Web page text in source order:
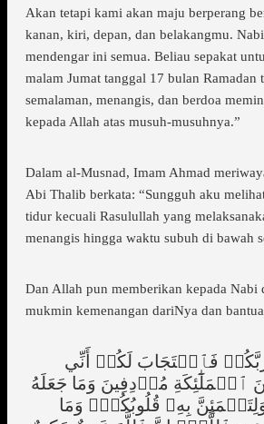
Akan tetapi kami akan maju berperang
kanan, kiri, depan, dan belakangmu.
mendengar ini semua. Beliau sepakat
malam Jumat tanggal 17 bulan Ramadan
semalaman, menangis, dan berdoa
kepada Allah atas musuh-musuhnya.”
Dalam al-Musnad, Imam Ahmad
Abi Thalib berkata: “Sungguh aku
tidur kecuali Rasulullah yang
menangis hingga waktu subuh di bawah
Dan Allah pun memberikan kepada Nabi
mukmin kemenangan dariNya dan
فَٱسۡتَجَابَ لَكُمۡ أَنِّي
ٱلۡمَلَٰٓئِكَةِ مُرۡدِفِينَ وَمَا جَعَلَهُ
وَلِتَطۡمَئِنَّ بِهِۦ قُلُوبُكُمۡۚ وَمَا